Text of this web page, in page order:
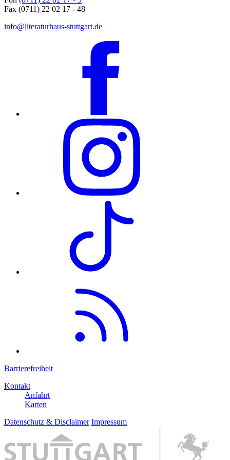
Fax (0711) 22 02 17 - 48
info@literaturhaus-stuttgart.de
Barrierefreiheit
Kontakt
Anfahrt
Karten
Datenschutz & Disclaimer Impressum